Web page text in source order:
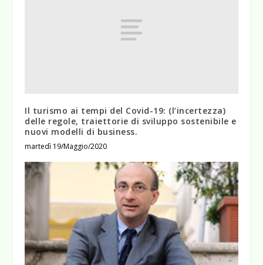
Il turismo ai tempi del Covid-19: (l’incertezza)
delle regole, traiettorie di sviluppo sostenibile e
nuovi modelli di business.
martedì 19/Maggio/2020